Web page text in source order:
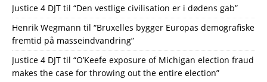
Justice 4 DJT til “Den vestlige civilisation er i dødens gab”
Henrik Wegmann til “Bruxelles bygger Europas demo­grafiske
frem­tid på masse­indvandring”
Justice 4 DJT til “O’Keefe exposure of Michigan election fraud
makes the case for throwing out the entire election”